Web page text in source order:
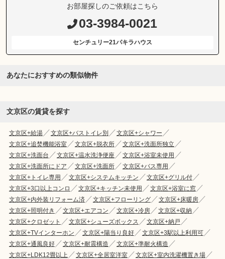
お部屋探しのご依頼はこちら
03-3984-0021
センチュリー21パキラハウス
あなたにおすすめの類似物件
文京区の賃貸を探す
文京区+給湯 文京区+バストイレ別
文京区+シャワー
文京区+追焚機能浴室
文京区+脱衣所
文京区+洗面所独立
文京区+洗面台
文京区+温水洗浄便座
文京区+浴室未使用
文京区+洗面所にドア
文京区+洗面所
文京区+バス専用
文京区+トイレ専用
文京区+システムキッチン
文京区+グリル付
文京区+3口以上コンロ
文京区+キッチン未使用
文京区+浴室に窓
文京区+内外装リフォーム済
文京区+フローリング
文京区+床暖房
文京区+照明付き
文京区+エアコン 文京区+冷房
文京区+収納
文京区+クロゼット
文京区+シューズボックス
文京区+納戸
文京区+TVインターホン
文京区+陽当り良好
文京区+3駅以上利用可
文京区+通風良好
文京区+耐震構造
文京区+準耐火構造
文京区+LDK12畳以上
文京区+全居室洋室
文京区+室内洗濯機置き場